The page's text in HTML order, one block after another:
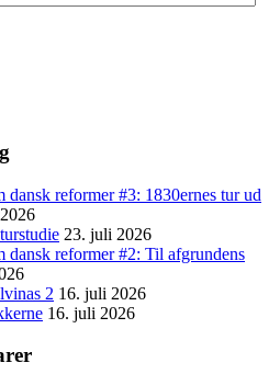
dansk reformer #3: 1830ernes tur ud
23. juli 2026
dansk reformer #2: Til afgrundens
2 16. juli 2026
16. juli 2026